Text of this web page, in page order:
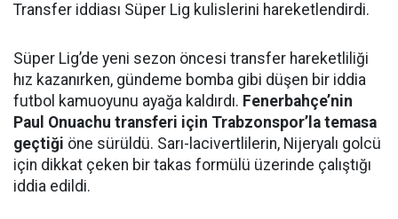
Transfer iddiası Süper Lig kulislerini hareketlendirdi.
Süper Lig’de yeni sezon öncesi transfer hareketliliği
hız kazanırken, gündeme bomba gibi düşen bir iddia
futbol kamuoyunu ayağa kaldırdı. Fenerbahçe’nin
Paul Onuachu transferi için Trabzonspor’la temasa
geçtiği öne sürüldü. Sarı-lacivertlilerin, Nijeryalı golcü
için dikkat çeken bir takas formülü üzerinde çalıştığı
iddia edildi.